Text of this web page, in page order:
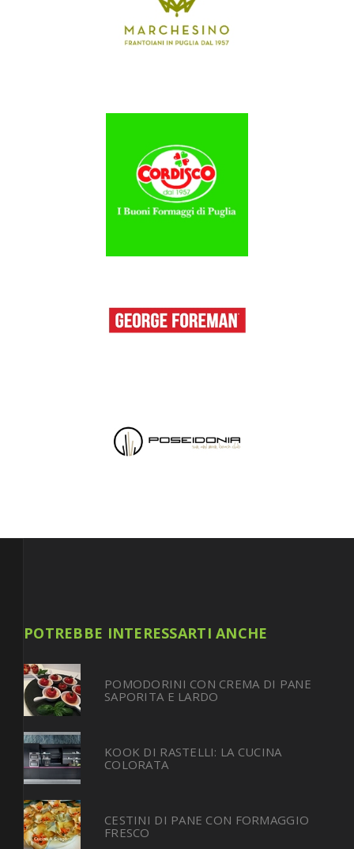
POTREBBE INTERESSARTI ANCHE
POMODORINI CON CREMA DI PANE
SAPORITA E LARDO
KOOK DI RASTELLI: LA CUCINA
COLORATA
CESTINI DI PANE CON FORMAGGIO
FRESCO